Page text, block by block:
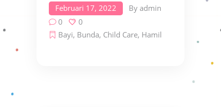
Februari 17, 2022 By admin
0
0
Bayi, Bunda, Child Care, Hamil